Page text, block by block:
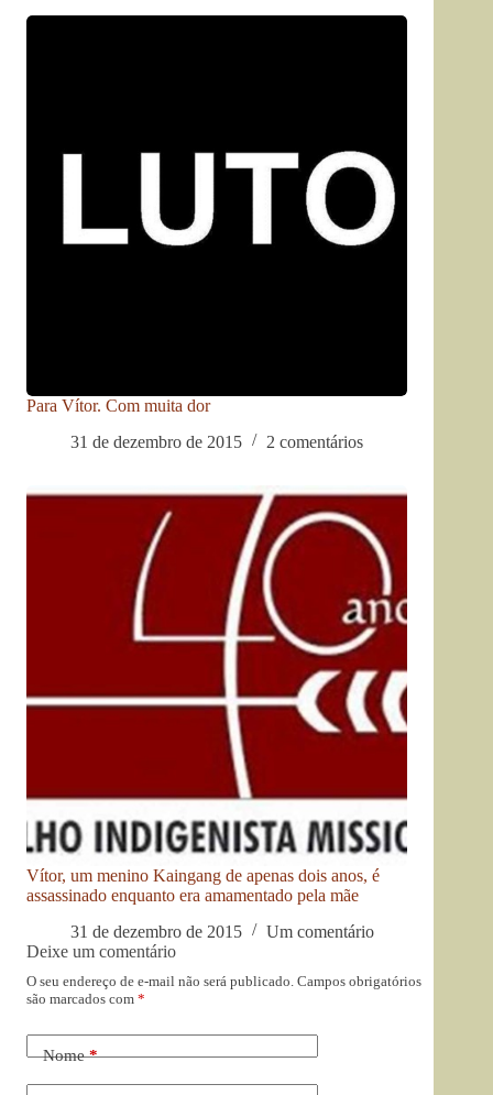
Para Vítor. Com muita dor
31 de dezembro de 2015
2 comentários
Vítor, um menino Kaingang de apenas dois anos, é
assassinado enquanto era amamentado pela mãe
31 de dezembro de 2015
Um comentário
Deixe um comentário
O seu endereço de e-mail não será publicado. Campos obrigatórios
são marcados com *
Nome*